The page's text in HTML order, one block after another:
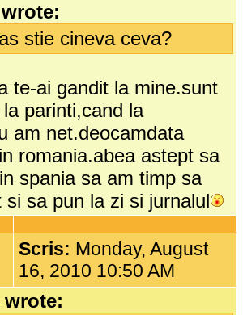
stie cineva ceva?
te-ai gandit la mine.sunt
parinti,cand la
am net.deocamdata
romania.abea astept sa
spania sa am timp sa
si sa pun la zi si jurnalul
Scris: Monday, August
16, 2010 10:50 AM